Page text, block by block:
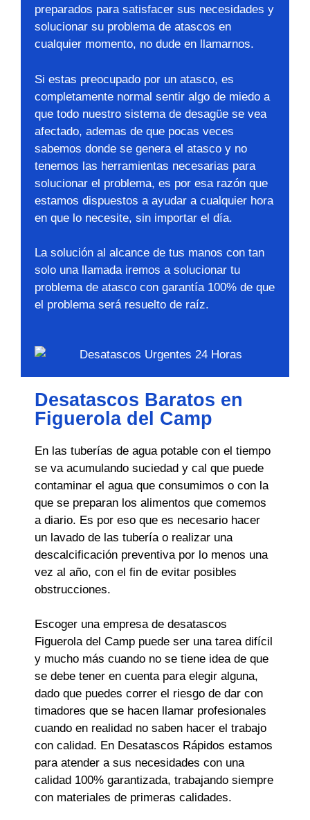
preparados para satisfacer sus necesidades y
solucionar su problema de atascos en
cualquier momento, no dude en llamarnos.
Si estas preocupado por un atasco, es
completamente normal sentir algo de miedo a
que todo nuestro sistema de desagüe se vea
afectado, ademas de que pocas veces
sabemos donde se genera el atasco y no
tenemos las herramientas necesarias para
solucionar el problema, es por esa razón que
estamos dispuestos a ayudar a cualquier hora
en que lo necesite, sin importar el día.
La solución al alcance de tus manos con tan
solo una llamada iremos a solucionar tu
problema de atasco con garantía 100% de que
el problema será resuelto de raíz.
Desatascos Baratos en
Figuerola del Camp
En las tuberías de agua potable con el tiempo
se va acumulando suciedad y cal que puede
contaminar el agua que consumimos o con la
que se preparan los alimentos que comemos
a diario. Es por eso que es necesario hacer
un lavado de las tubería o realizar una
descalcificación preventiva por lo menos una
vez al año, con el fin de evitar posibles
obstrucciones.
Escoger una empresa de desatascos
Figuerola del Camp puede ser una tarea difícil
y mucho más cuando no se tiene idea de que
se debe tener en cuenta para elegir alguna,
dado que puedes correr el riesgo de dar con
timadores que se hacen llamar profesionales
cuando en realidad no saben hacer el trabajo
con calidad. En Desatascos Rápidos estamos
para atender a sus necesidades con una
calidad 100% garantizada, trabajando siempre
con materiales de primeras calidades.